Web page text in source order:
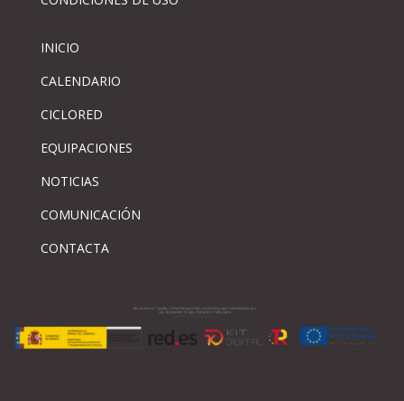
INICIO
CALENDARIO
CICLORED
EQUIPACIONES
NOTICIAS
COMUNICACIÓN
CONTACTA